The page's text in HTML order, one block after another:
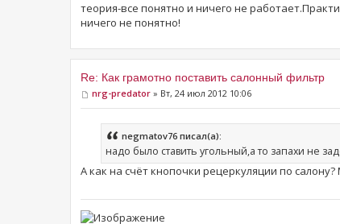
теория-все понятно и ничего не
ничего не понятно!
Re: Как грамотно поставить салонный фильтр
nrg-predator » Вт, 24 июл 2012 10:06
negmatov76 писал(а):
надо было ставить угольный,а то запахи не
А как на счёт кнопочки рецеркуляции по